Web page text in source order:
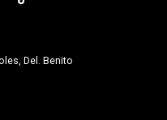
Del. Benito